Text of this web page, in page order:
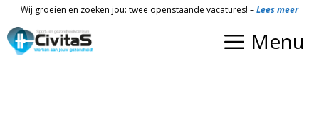
de
inhoud
Wij groeien en zoeken jou: twee openstaande vacatures! –Lees meer
Menu